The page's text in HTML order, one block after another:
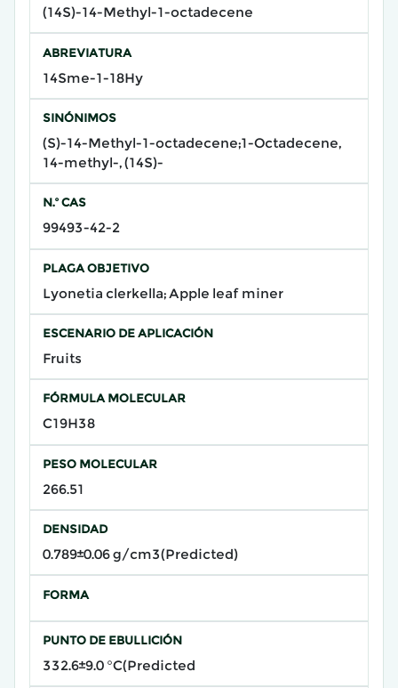
(14S)-14-Methyl-1-octadecene
ABREVIATURA
14Sme-1-18Hy
SINÓNIMOS
(S)-14-Methyl-1-octadecene;1-Octadecene,
14-methyl-, (14S)-
N.º CAS
99493-42-2
PLAGA OBJETIVO
Lyonetia clerkella; Apple leaf miner
ESCENARIO DE APLICACIÓN
Fruits
FÓRMULA MOLECULAR
C19H38
PESO MOLECULAR
266.51
DENSIDAD
0.789±0.06 g/cm3(Predicted)
FORMA
PUNTO DE EBULLICIÓN
332.6±9.0 °C(Predicted